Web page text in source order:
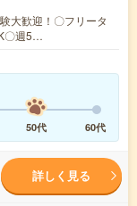
大歓迎！〇フリータ
〇週5…
50代 60代
詳しく見る